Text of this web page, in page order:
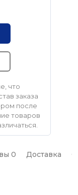
что
заказа
после
товаров
0 Доставка